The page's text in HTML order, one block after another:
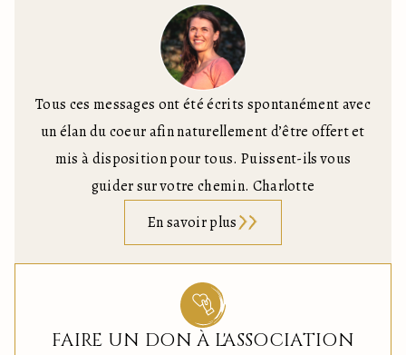
Tous ces messages ont été écrits spontanément avec
un élan du coeur afin naturellement d’être offert et
mis à disposition pour tous. Puissent-ils vous
guider sur votre chemin. Charlotte
En savoir plus
FAIRE UN DON À L'ASSOCIATION